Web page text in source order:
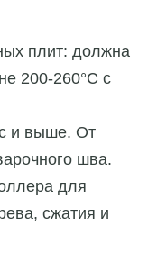
плит: должна
200-260°C с
и выше. От
шва.
для
сжатия и